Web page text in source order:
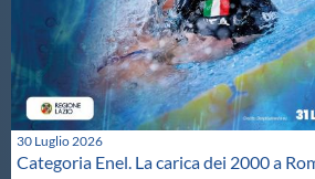
30 Luglio 2026
Categoria Enel. La carica dei 2000 a